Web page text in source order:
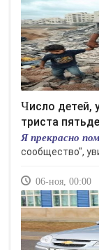
Число детей, убитых Израилем, выросло на
триста
Я прекрасно
сообщество",
06-ноя, 00:00